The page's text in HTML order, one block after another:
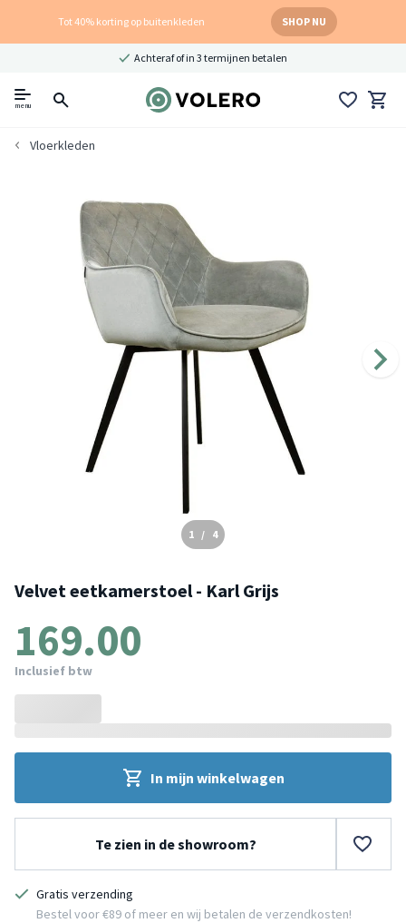
Tot 40% korting op buitenkleden SHOP NU
Achteraf of in 3 termijnen betalen
menu
Vloerkleden
1 / 4
Velvet eetkamerstoel - Karl Grijs
169.00
Inclusief btw
In mijn winkelwagen
Te zien in de showroom?
Gratis verzending
Bestel voor €89 of meer en wij betalen de verzendkosten!